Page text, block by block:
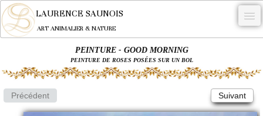
LAURENCE SAUNOIS
ART ANIMALIER & NATURE
NYMPHEUS LUMINANSIS.
OEUVRES
PEINTURE - GOOD MORNING
PEINTURE DE ROSES POSÉES SUR UN BOL
Précédent Suivant